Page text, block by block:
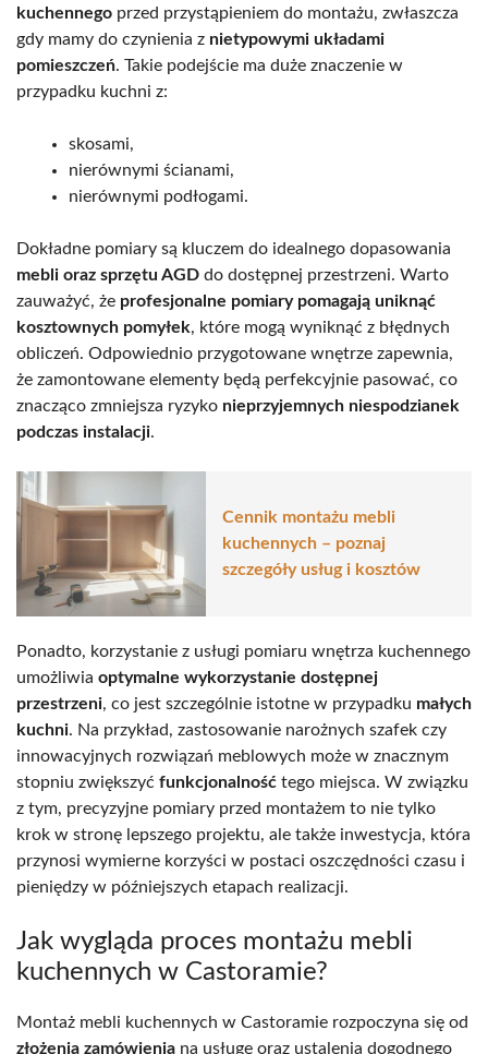
kuchennego przed przystąpieniem do montażu, zwłaszcza
gdy mamy do czynienia z nietypowymi układami
pomieszczeń. Takie podejście ma duże znaczenie w
przypadku kuchni z:
skosami,
nierównymi ścianami,
nierównymi podłogami.
Dokładne pomiary są kluczem do idealnego dopasowania
mebli oraz sprzętu AGD do dostępnej przestrzeni. Warto
zauważyć, że profesjonalne pomiary pomagają uniknąć
kosztownych pomyłek, które mogą wyniknąć z błędnych
obliczeń. Odpowiednio przygotowane wnętrze zapewnia,
że zamontowane elementy będą perfekcyjnie pasować, co
znacząco zmniejsza ryzyko nieprzyjemnych niespodzianek
podczas instalacji.
Cennik montażu mebli
kuchennych – poznaj
szczegóły usług i kosztów
Ponadto, korzystanie z usługi pomiaru wnętrza kuchennego
umożliwia optymalne wykorzystanie dostępnej
przestrzeni, co jest szczególnie istotne w przypadku małych
kuchni. Na przykład, zastosowanie narożnych szafek czy
innowacyjnych rozwiązań meblowych może w znacznym
stopniu zwiększyć funkcjonalność tego miejsca. W związku
z tym, precyzyjne pomiary przed montażem to nie tylko
krok w stronę lepszego projektu, ale także inwestycja, która
przynosi wymierne korzyści w postaci oszczędności czasu i
pieniędzy w późniejszych etapach realizacji.
Jak wygląda proces montażu mebli
kuchennych w Castoramie?
Montaż mebli kuchennych w Castoramie rozpoczyna się od
złożenia zamówienia na usługę oraz ustalenia dogodnego